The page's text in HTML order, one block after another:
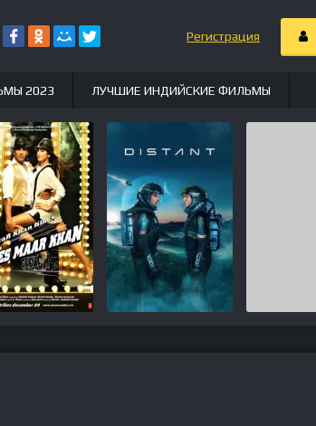
Регистрация
2023 ЛУЧШИЕ ИНДИЙСКИЕ ФИЛЬМЫ